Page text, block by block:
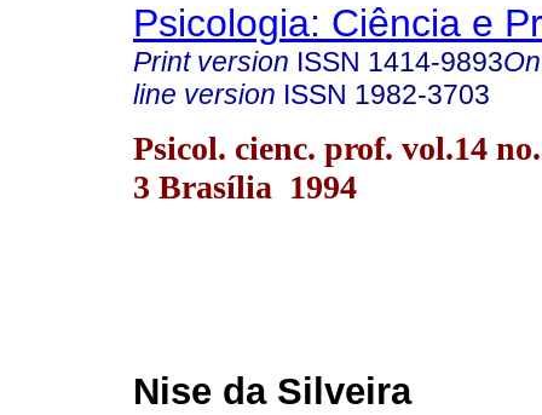
Psicologia: Ciência e
Print version ISSN 1414-9893
line version ISSN 1982-3703
Psicol. cienc. prof. vol.14
3 Brasília 1994
Nise da Silveira